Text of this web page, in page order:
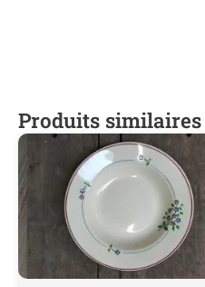
Produits similaires